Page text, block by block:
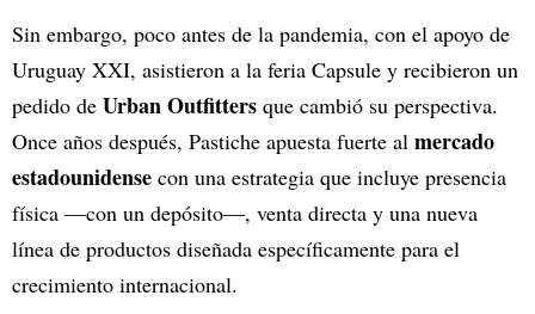
Sin embargo, poco antes de la pandemia, con el apoyo de
Uruguay XXI, asistieron a la feria Capsule y recibieron un
pedido de Urban Outfitters que cambió su perspectiva.
Once años después, Pastiche apuesta fuerte al mercado
estadounidense con una estrategia que incluye presencia
física —con un depósito—, venta directa y una nueva
línea de productos diseñada específicamente para el
crecimiento internacional.